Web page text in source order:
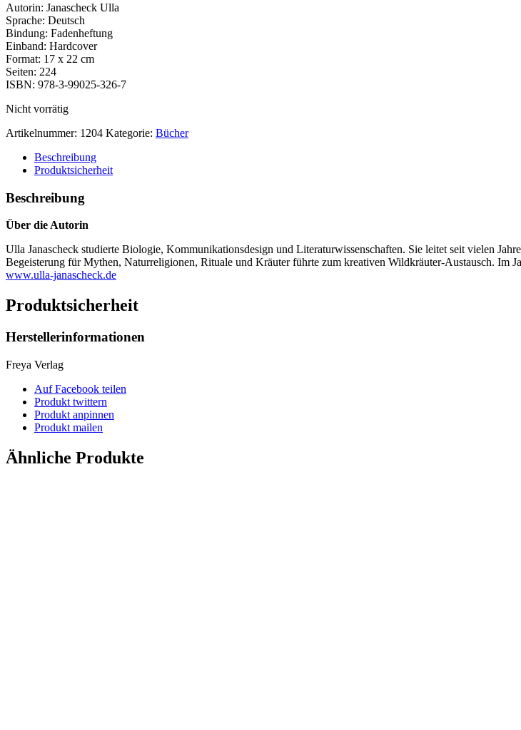
Autorin: Janascheck Ulla
Sprache: Deutsch
Bindung: Fadenheftung
Einband: Hardcover
Format: 17 x 22 cm
Seiten: 224
ISBN: 978-3-99025-326-7
Nicht vorrätig
Artikelnummer: 1204 Kategorie: Bücher
Beschreibung
Produktsicherheit
Beschreibung
Über die Autorin
Ulla Janascheck studierte Biologie, Kommunikationsdesign und Literaturwissenschaften. Sie leitet seit vielen
Begeisterung für Mythen, Naturreligionen, Rituale und Kräuter führte zum kreativen Wildkräuter-Austausch.
www.ulla-janascheck.de
Produktsicherheit
Herstellerinformationen
Freya Verlag
Auf Facebook teilen
Produkt twittern
Produkt anpinnen
Produkt mailen
Ähnliche Produkte